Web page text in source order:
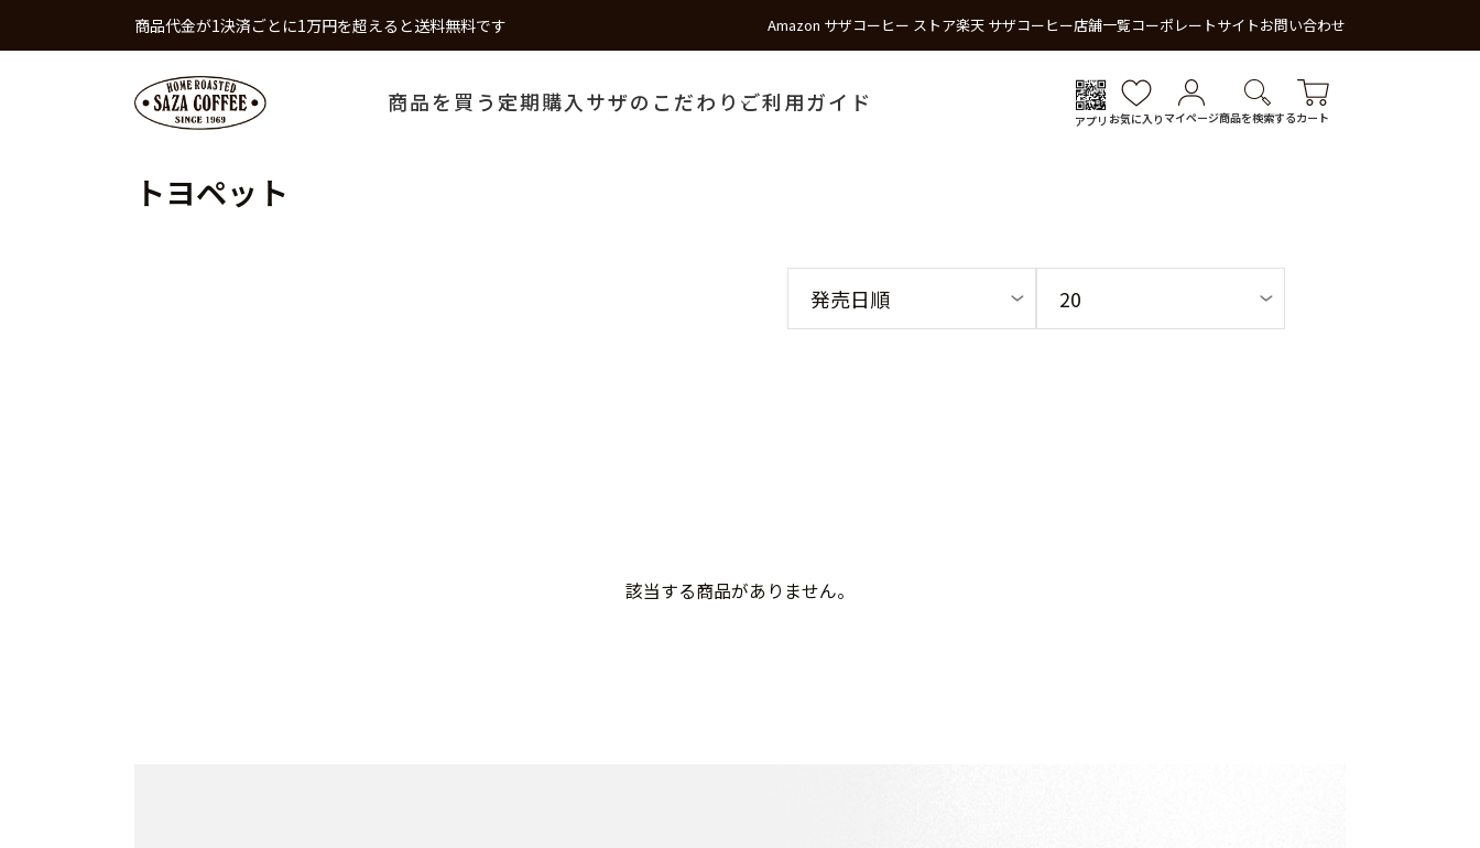
商品代金が1決済ごとに1万円を超えると送料無料です Amazon サザコーヒー ストア楽天 サザコーヒー店舗一覧コーポレートサイトお問い合わせ
商品を買う 定期購入 サザのこだわり ご利用ガイド
アプリ お気に入り マイページ商品を検索するカート
トヨペット
該当する商品がありません。